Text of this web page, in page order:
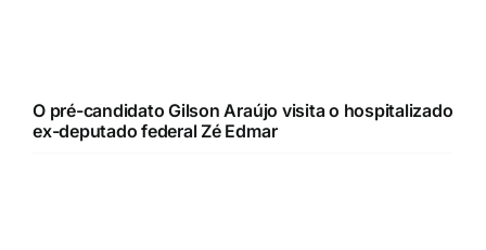
O pré-candidato Gilson Araújo visita o hospitalizado
ex-deputado federal Zé Edmar